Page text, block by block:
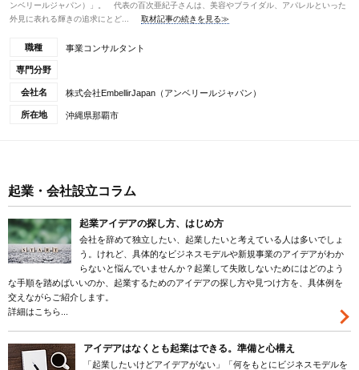
ンベリールジャパン）」。 代表の百次亜紀子さんは、美容やブライダル、アパレルといった
外見に表れる輝きの追求にとど...
取材記事の続きを見る≫
職種 事業コンサルタント
専門分野
会社名 株式会社EmbellirJapan（アンベリールジャパン）
所在地 沖縄県那覇市
起業・会社設立コラム
起業アイデアの探し方、はじめ方
会社を辞めて独立したい、起業したいと考えている人は多いでしょ
う。けれど、具体的なビジネスモデルや新規事業のアイデアがわか
らないと悩んでいませんか？起業して失敗しないためにはどのよう
な手順を踏めばいいのか、起業するためのアイデアの探し方や見つけ方を、具体例を
交えながらご紹介します。
詳細はこちら...
アイデアはなくとも起業はできる。準備と心構え
「起業したいけどアイデアがない」「何をもとにビジネスモデルを